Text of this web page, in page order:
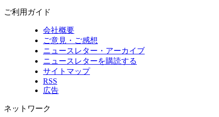
ご利用ガイド
会社概要
ご意見・ご感想
ニュースレター・アーカイブ
ニュースレターを購読する
サイトマップ
RSS
広告
ネットワーク